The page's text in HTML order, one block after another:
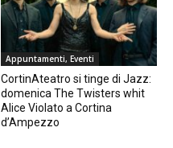
Appuntamenti, Eventi
CortinAteatro si tinge di Jazz:
domenica The Twisters whit
Alice Violato a Cortina
d’Ampezzo